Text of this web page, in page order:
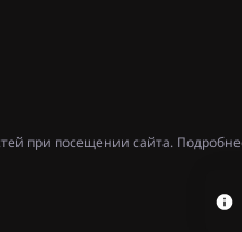
при посещении сайта.